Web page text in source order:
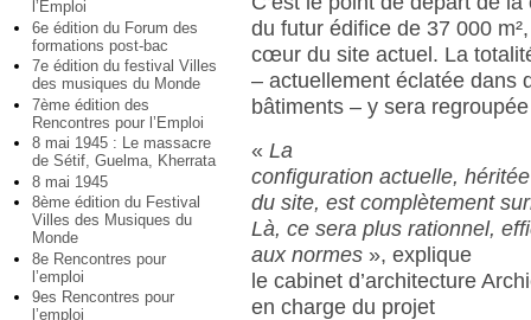
l’Emploi
6e édition du Forum des
formations post-bac
7e édition du festival Villes
des musiques du Monde
7ème édition des
Rencontres pour l’Emploi
8 mai 1945 : Le massacre
de Sétif, Guelma, Kherrata
8 mai 1945
8ème édition du Festival
Villes des Musiques du
Monde
8e Rencontres pour
l’emploi
9es Rencontres pour
l’emploi
du futur édifice de 37 000
cœur du site actuel. La
– actuellement éclatée dans
bâtiments – y sera
«La
configuration actuelle,
du site, est complètement
Là, ce sera plus rationnel,
aux normes », explique
le cabinet d’architecture
en charge du projet